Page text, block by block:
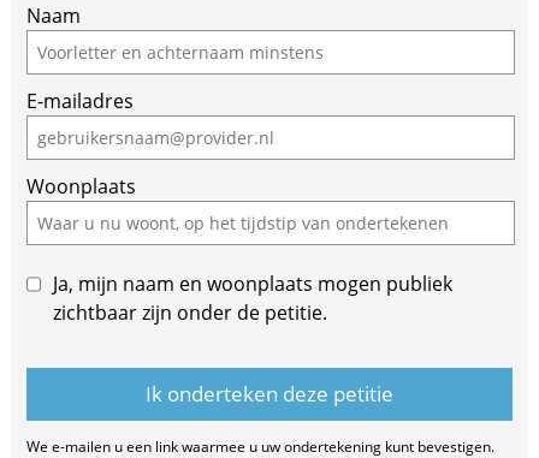
If
you
are
a
human,
ignore
this
field
Naam
E-mailadres
Woonplaats
Ja, mijn naam en woonplaats mogen publiek
zichtbaar zijn onder de petitie.
We e-mailen u een link waarmee u uw ondertekening kunt bevestigen.